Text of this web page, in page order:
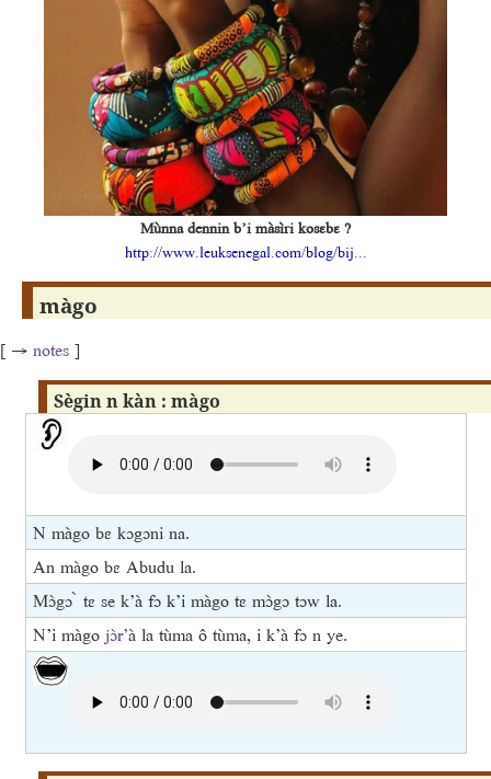
Mùnna dennin b’i màsìri kosɛbɛ ?
http://www.leuksenegal.com/blog/bij...
màgo
[ → notes ]
Sègin n kàn : màgo
N màgo bɛ kɔgɔni na.
An màgo bɛ Abudu la.
Mɔ̀gɔ ̀ tɛ se k’à fɔ k’i màgo tɛ mɔ̀gɔ tɔw la.
N’i màgo jɔ̀r’à la tùma ô tùma, i k’à fɔ n ye.